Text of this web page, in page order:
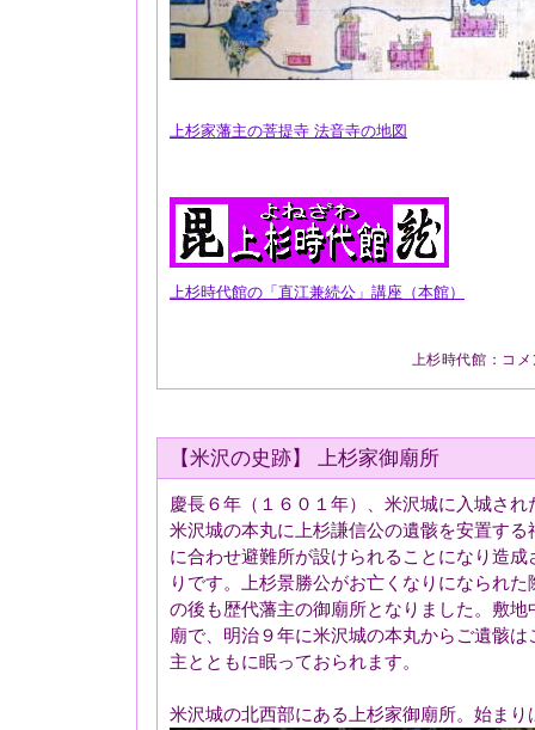
上杉家藩主の菩提寺 法音寺の地図
上杉時代館の「直江兼続公」講座（本館）
上杉時代館 ： コ
【米沢の史跡】 上杉家御廟所
慶長６年（１６０１年）、米沢城に入城さ
米沢城の本丸に上杉謙信公の遺骸を安置す
に合わせ避難所が設けられることになり造
りです。上杉景勝公がお亡くなりになられ
の後も歴代藩主の御廟所となりました。敷
廟で、明治９年に米沢城の本丸からご遺骸
主とともに眠っておられます。
米沢城の北西部にある上杉家御廟所。始まり